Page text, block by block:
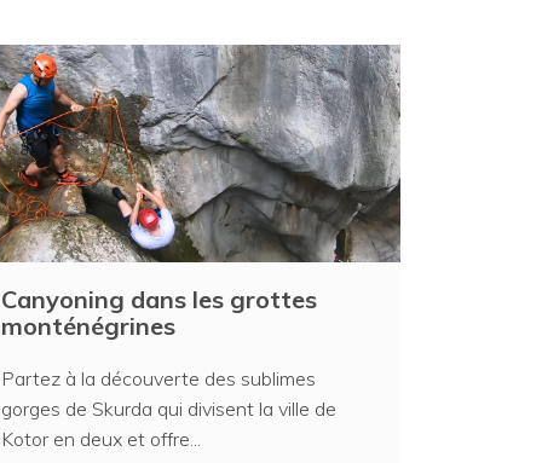
Canyoning dans les grottes
monténégrines
Partez à la découverte des sublimes
gorges de Skurda qui divisent la ville de
Kotor en deux et offre...